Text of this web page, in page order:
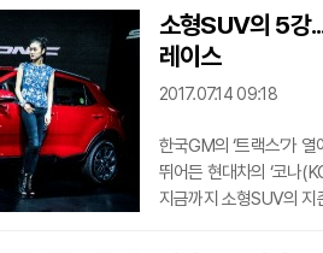
전시가 시작되기 전 역
공개하고 있으며, 현재
팬텀이 소개되었다.네
형형색색의 ‘팬텀 V’
소형SUV의 5강
레이스
2017.07.14 09:18
한국GM의 ‘트랙스’가
뛰어든 현대차의 ‘코나
지금까지 소형SUV의 지